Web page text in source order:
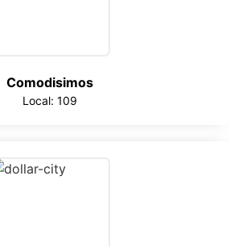
Comodisimos
Local: 109